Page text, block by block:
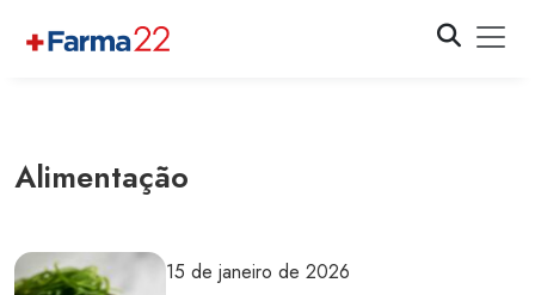
Alimentação
15 de janeiro de 2026